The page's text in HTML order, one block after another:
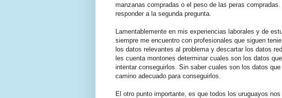
manzanas compradas o el peso de las peras
responder a la segunda pregunta.
Lamentablemente en mis experiencias laborales y de
siempre me encuentro con profesionales que siguen
los datos relevantes al problema y descartar los datos
les cuenta montones determinar cuales son los datos
intentar conseguirlos. Sin saber cuales son los datos
camino adecuado para conseguirlos.
El otro punto importante, es que todos los uruguayos